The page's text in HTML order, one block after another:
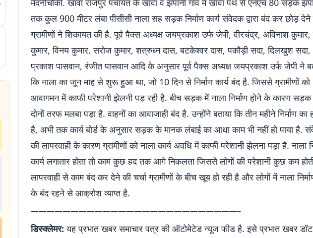
मेदनीचौकी. खावा राजपुर पंचायत के खावा व झपानी गांव में खावा पथ से एनएच 80 सड़क
तक कुल 900 मीटर लंबा पीसीसी नाला सह सड़क निर्माण कार्य संवेदक द्वारा बंद कर छोड़ देने
ग्रामीणों ने शिकायत की है. पूर्व पैक्स अध्यक्ष जयप्रकाश उर्फ जेपी, वीरचंद्र, अविनाश
कुमार, विनय कुमार, सरोज कुमार, शत्रुध्न दास, बटकेश्वर दास, पकौड़ी सदा, दिलखुश सदा,
प्रकाश पासवान, रंजीत पासवान आदि के अनुसार पूर्व पैक्स अध्यक्ष जयप्रकाश उर्फ जेपी ने
कि नाला का जून माह से शुरू हुआ था, जो 10 दिन से निर्माण कार्य बंद है. जिससे ग्रामीणों को
आवागमन में काफी परेशानी झेलनी पड़ रही है. बीच सड़क में नाला निर्माण होने के कारण
दोनों तरफ मलबा पड़ा है. वाहनों का आवाजाही बंद है. उन्होंने बताया कि तीन महीने निर्माण का
है, अभी तक कार्य बोर्ड के अनुसार सड़क के मानक लंबाई का आधा काम भी नहीं हो पाया है.
की लापरवाही के कारण ग्रामीणों को नाला कार्य अवधि में काफी परेशानी झेलना पड़ा है. नाला
कार्य लगातार होता तो काम कुछ हद तक आगे निकलता जिससे लोगों की परेशानी कुछ कम
लापरवाही से काम बंद कर देने की चर्चा ग्रामीणों के बीच खूब हो रही है और लोगों में नाला
के बंद रहने से आक्रोश व्याप्त है.
——————————————————————————–
डिस्क्लेमर: यह प्रभात खबर समाचार पत्र की ऑटोमेटेड न्यूज फीड है. इसे प्रभात खबर